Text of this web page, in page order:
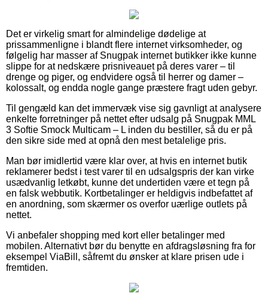
Det er virkelig smart for almindelige dødelige at
prissammenligne i blandt flere internet virksomheder, og
følgelig har masser af Snugpak internet butikker ikke kunne
slippe for at nedskære prisniveauet på deres varer – til
drenge og piger, og endvidere også til herrer og damer –
kolossalt, og endda nogle gange præstere fragt uden gebyr.
Til gengæld kan det immervæk vise sig gavnligt at analysere
enkelte forretninger på nettet efter udsalg på Snugpak MML
3 Softie Smock Multicam – L inden du bestiller, så du er på
den sikre side med at opnå den mest betalelige pris.
Man bør imidlertid være klar over, at hvis en internet butik
reklamerer bedst i test varer til en udsalgspris der kan virke
usædvanlig letkøbt, kunne det undertiden være et tegn på
en falsk webbutik. Kortbetalinger er heldigvis indbefattet af
en anordning, som skærmer os overfor uærlige outlets på
nettet.
Vi anbefaler shopping med kort eller betalinger med
mobilen. Alternativt bør du benytte en afdragsløsning fra for
eksempel ViaBill, såfremt du ønsker at klare prisen ude i
fremtiden.